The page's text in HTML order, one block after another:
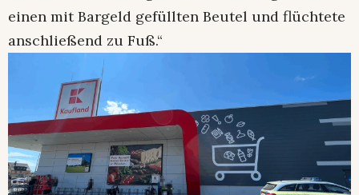
einen mit Bargeld gefüllten Beutel und flüchtete
anschließend zu Fuß.“